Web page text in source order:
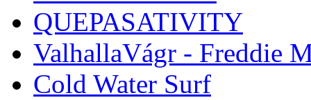
QUEPASATIVITY
ValhallaVágr - Freddie
Cold Water Surf